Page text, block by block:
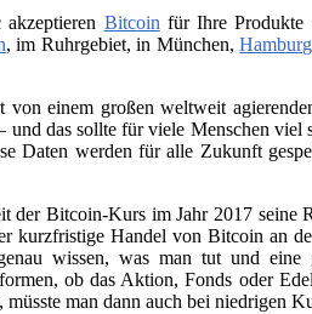
Bitcoin für Ihre Produkte
, im Ruhrgebiet, in München,Hamburg
einem großen weltweit
das sollte für viele Menschen viel
Daten werden für alle Zukunft
der Bitcoin-Kurs im Jahr 2017 seine
kurzfristige Handel von Bitcoin an
wissen, was man tut und eine
ob das Aktion, Fonds oder
man dann auch bei niedrigen